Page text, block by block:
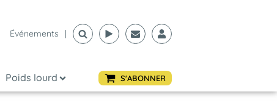
Événements |
Poids lourd S'ABONNER